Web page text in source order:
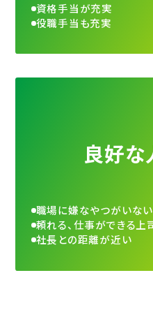
資格手当が充実
役職手当も充実
良好な
職場に嫌なやつがいない
頼れる、仕事ができる上
社長との距離が近い